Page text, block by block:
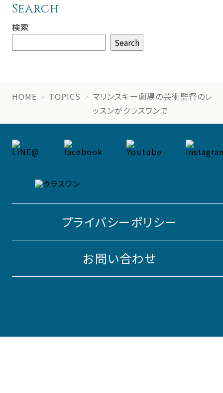
Search
検索
Search
HOME TOPICS
マリンスキー劇場の芸術監督のレ
ッスンがクラスワンで
プライバシーポリシー
お問い合わせ